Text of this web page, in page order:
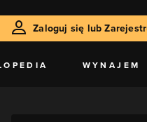
Zaloguj się lub
WYNAJEM